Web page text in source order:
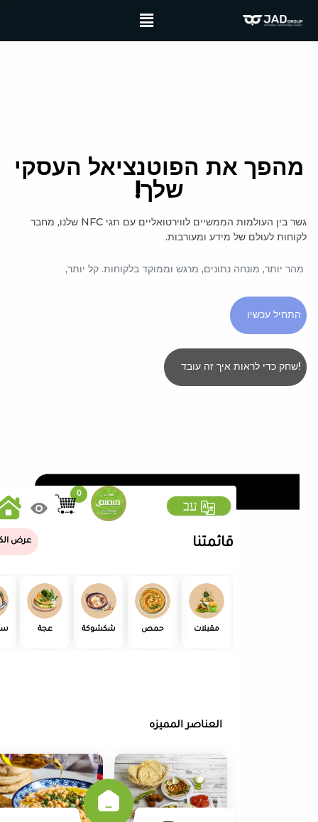
מהפך את הפוטנציאל העסקי
שלך!
גשר בין העולמות הממשיים לווירטואליים עם תגי NFC שלנו, מחבר
לקוחות לעולם של מידע ומעורבות.
מהר יותר, מונחה נתונים, מרגש וממוקד בלקוחות. קל יותר,
התחיל עכשיו
שחק כדי לראות איך זה עובד!